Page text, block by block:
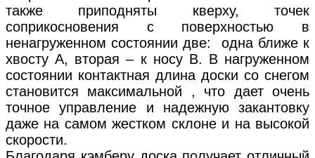
также приподняты кверху, точек
соприкосновения с поверхностью в
ненагруженном состоянии две: одна ближе к
хвосту А, вторая – к носу В. В нагруженном
состоянии контактная длина доски со снегом
становится максимальной , что дает очень
точное управление и надежную закантовку
даже на самом жестком склоне и на высокой
скорости.